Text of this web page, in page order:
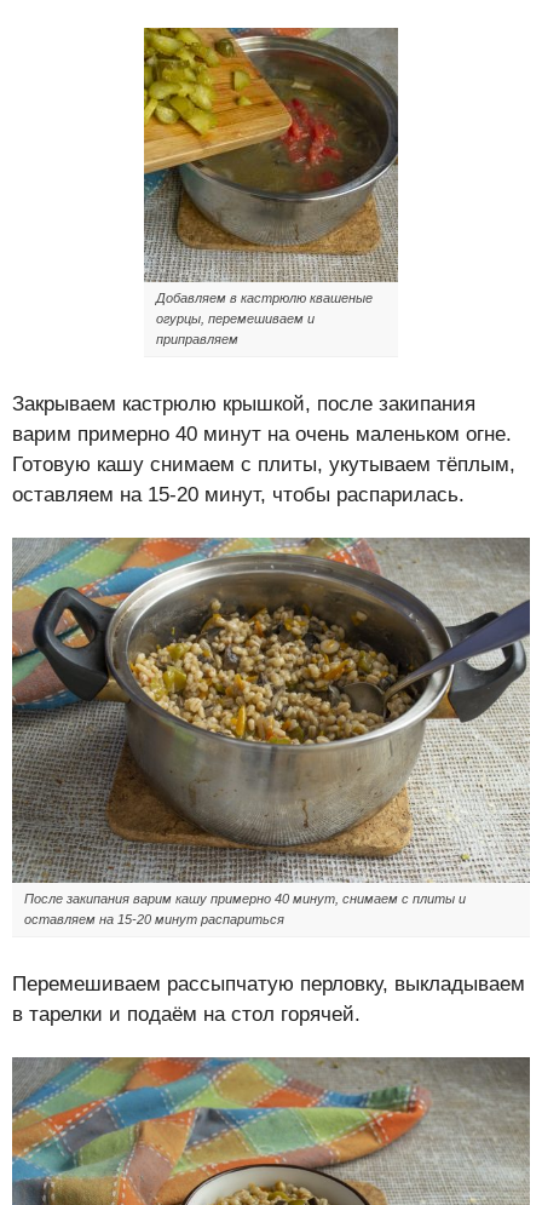
Добавляем в кастрюлю квашеные
огурцы, перемешиваем и
приправляем
Закрываем кастрюлю крышкой, после закипания
варим примерно 40 минут на очень маленьком огне.
Готовую кашу снимаем с плиты, укутываем тёплым,
оставляем на 15-20 минут, чтобы распарилась.
После закипания варим кашу примерно 40 минут, снимаем с плиты и
оставляем на 15-20 минут распариться
Перемешиваем рассыпчатую перловку, выкладываем
в тарелки и подаём на стол горячей.